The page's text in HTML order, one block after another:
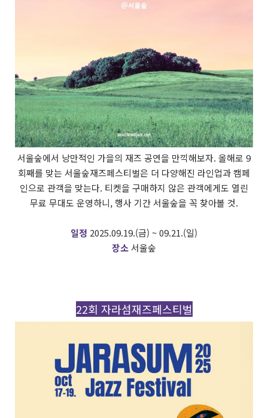
서울숲에서 낭만적인 가을의 재즈 공연을 만끽해보자. 올해로 9
회째를 맞는 서울숲재즈페스티벌은 더 다양해진 라인업과 캠페
인으로 관객을 맞는다. 티켓을 구매하지 않은 관객에게도 열린
무료 무대도 운영하니, 행사 기간 서울숲을 꼭 찾아볼 것.
일정 2025.09.19.(금) ~ 09.21.(일)
장소서울숲
22회 자라섬재즈페스티벌